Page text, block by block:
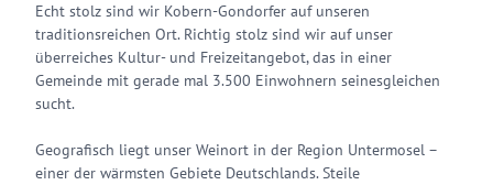
Echt stolz sind wir Kobern-Gondorfer auf unseren
traditionsreichen Ort. Richtig stolz sind wir auf unser
überreiches Kultur- und Freizeitangebot, das in einer
Gemeinde mit gerade mal 3.500 Einwohnern seinesgleichen
sucht.
Geografisch liegt unser Weinort in der Region Untermosel –
einer der wärmsten Gebiete Deutschlands. Steile